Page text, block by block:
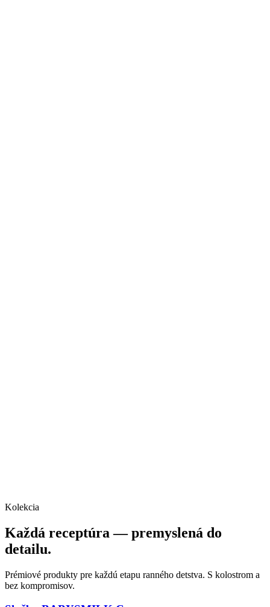
Kolekcia
Každá receptúra — premyslená do
detailu.
Prémiové produkty pre každú etapu ranného detstva. S kolostrom a
bez kompromisov.